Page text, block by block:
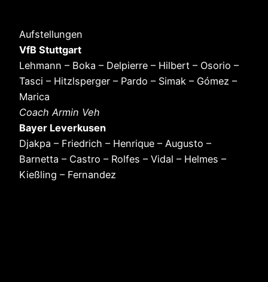
Aufstellungen
VfB Stuttgart
Lehmann – Boka – Delpierre – Hilbert – Osorio –
Tasci – Hitzlsperger – Pardo – Simak – Gómez –
Marica
Coach Armin Veh
Bayer Leverkusen
Djakpa – Friedrich – Henrique – Augusto –
Barnetta – Castro – Rolfes – Vidal – Helmes –
Kießling – Fernandez